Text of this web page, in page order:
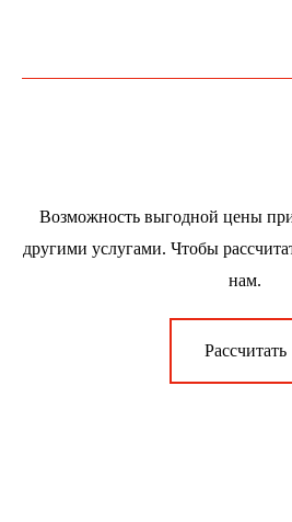
Возможность выгодной цены при
другими услугами. Чтобы
нам.
Рассчитать